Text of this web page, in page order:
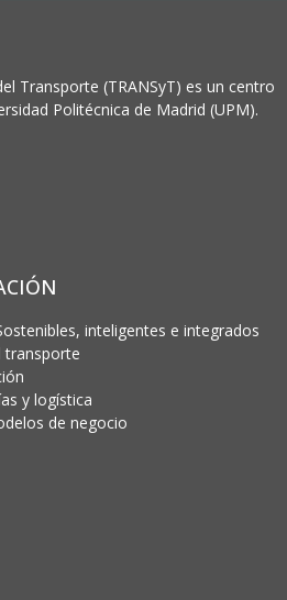
Transporte (TRANSyT) es un centro
Politécnica de Madrid (UPM).
inteligentes e integrados
transporte
y logística
de negocio